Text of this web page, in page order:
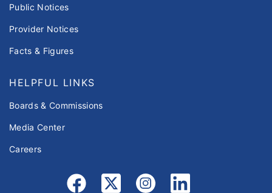
Public Notices
Provider Notices
Facts & Figures
HELPFUL LINKS
Boards & Commissions
Media Center
Careers